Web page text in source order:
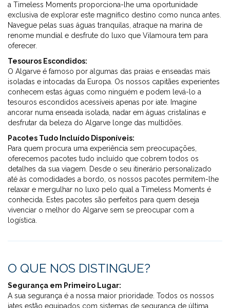
a Timeless Moments proporciona-lhe uma oportunidade
exclusiva de explorar este magnífico destino como nunca antes.
Navegue pelas suas águas tranquilas, atraque na marina de
renome mundial e desfrute do luxo que Vilamoura tem para
oferecer.
Tesouros Escondidos:
O Algarve é famoso por algumas das praias e enseadas mais
isoladas e intocadas da Europa. Os nossos capitães experientes
conhecem estas águas como ninguém e podem levá-lo a
tesouros escondidos acessíveis apenas por iate. Imagine
ancorar numa enseada isolada, nadar em águas cristalinas e
desfrutar da beleza do Algarve longe das multidões.
Pacotes Tudo Incluído Disponíveis:
Para quem procura uma experiência sem preocupações,
oferecemos pacotes tudo incluído que cobrem todos os
detalhes da sua viagem. Desde o seu itinerário personalizado
até às comodidades a bordo, os nossos pacotes permitem-lhe
relaxar e mergulhar no luxo pelo qual a Timeless Moments é
conhecida. Estes pacotes são perfeitos para quem deseja
vivenciar o melhor do Algarve sem se preocupar com a
logística.
O QUE NOS DISTINGUE?
Segurança em Primeiro Lugar:
A sua segurança é a nossa maior prioridade. Todos os nossos
iates estão equipados com sistemas de segurança de última